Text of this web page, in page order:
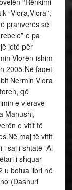
“Vlora,Vlora”,
pranverës së
e pa
jetë për
Vlorën-ishim
2005.Në faqet
Nermin Vlora
që
e vlerave
Manushi,
e vitit të
maj të vitit
saj i shtatë “Al
i shquar
u botua libri në